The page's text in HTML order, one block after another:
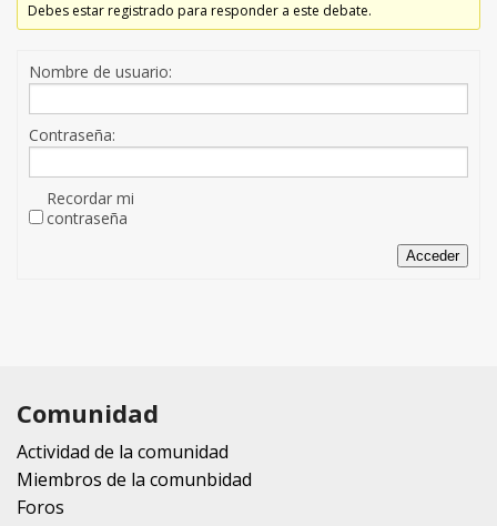
Debes estar registrado para responder a este debate.
Nombre de usuario:
Contraseña:
Recordar mi
contraseña
Acceder
Comunidad
Actividad de la comunidad
Miembros de la comunbidad
Foros